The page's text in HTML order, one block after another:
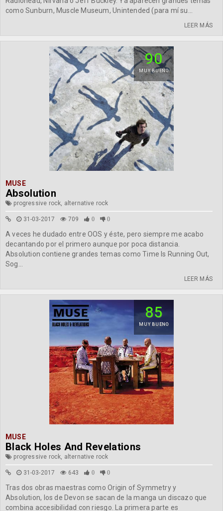
como Sunburn, Muscle Museum, Unintended (para mí su...
LEER MÁS
90
MUY BUENO
MUSE
Absolution
progressive rock, alternative rock
31-03-2017 709 0 0
A veces he dudado entre OOS y éste, pero siempre me acabo
decantando por el primero aunque por poca distancia.
Absolution contiene grandes temas como Time Is Running Out,
Sog...
LEER MÁS
85
MUY BUENO
MUSE
Black Holes And Revelations
progressive rock, alternative rock
31-03-2017 643 0 0
Tras dos obras maestras como Origin of Symmetry y
Absolution, los de Devon se sacan de la manga un discazo que
combina accesibilidad con riesgo. La primera parte es